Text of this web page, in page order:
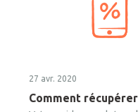
27 avr. 2020
Comment